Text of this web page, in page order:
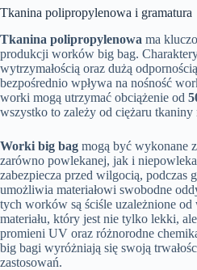
Tkanina polipropylenowa i gramatura
Tkanina polipropylenowa ma
produkcji worków big bag.
wytrzymałością oraz dużą
bezpośrednio wpływa na nośność
worki mogą utrzymać obciążenie od
wszystko to zależy od ciężaru
Worki big bag mogą być wykonane
zarówno powlekanej, jak i
zabezpiecza przed wilgocią, podczas
umożliwia materiałowi swobodne
tych worków są ściśle uzależnione od
materiału, który jest nie tylko lekki,
promieni UV oraz różnorodne
big bagi wyróżniają się swoją
zastosowań.